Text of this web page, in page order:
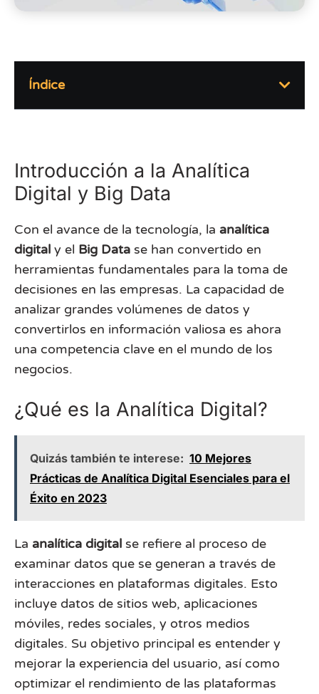
Índice
Introducción a la Analítica
Digital y Big Data
Con el avance de la tecnología, la analítica
digital y el Big Data se han convertido en
herramientas fundamentales para la toma de
decisiones en las empresas. La capacidad de
analizar grandes volúmenes de datos y
convertirlos en información valiosa es ahora
una competencia clave en el mundo de los
negocios.
¿Qué es la Analítica Digital?
Quizás también te interese: 10 Mejores
Prácticas de Analítica Digital Esenciales para el
Éxito en 2023
La analítica digital se refiere al proceso de
examinar datos que se generan a través de
interacciones en plataformas digitales. Esto
incluye datos de sitios web, aplicaciones
móviles, redes sociales, y otros medios
digitales. Su objetivo principal es entender y
mejorar la experiencia del usuario, así como
optimizar el rendimiento de las plataformas